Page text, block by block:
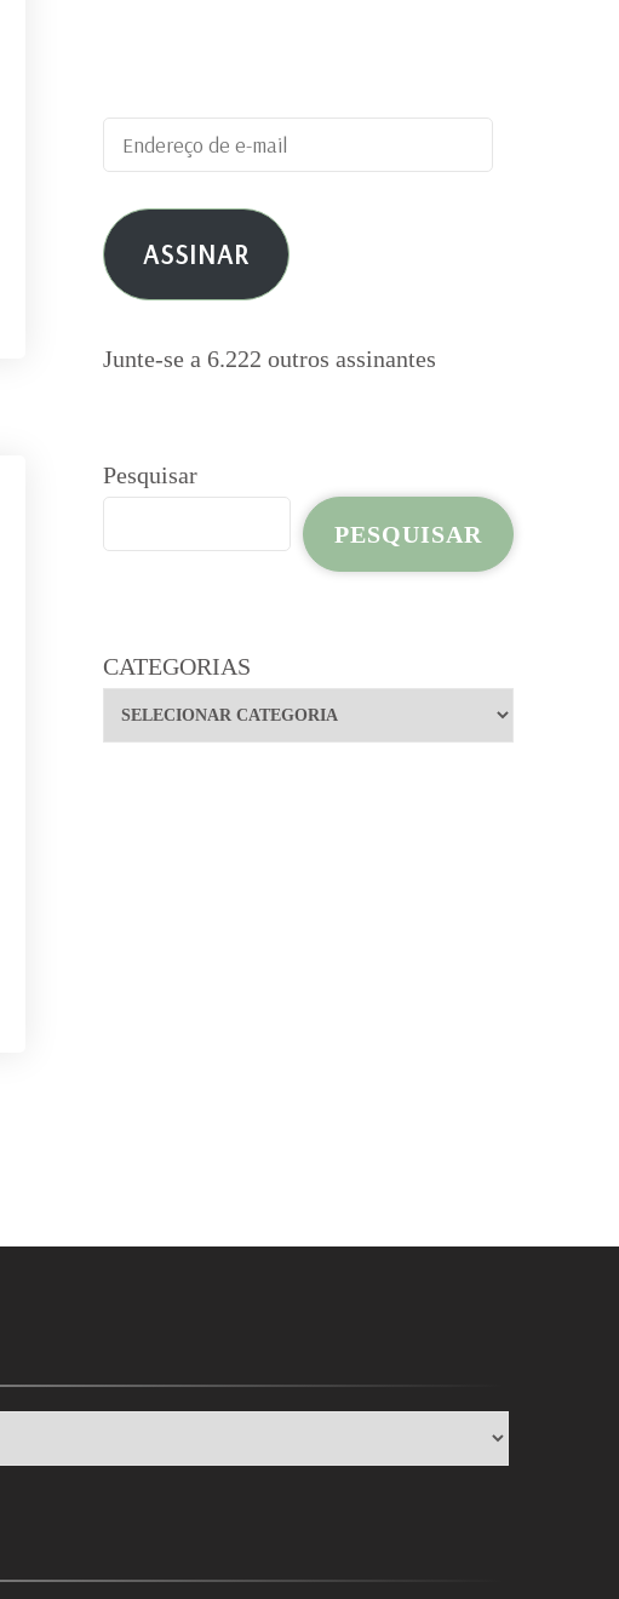
Endereço
de
e-
mail ASSINAR
Junte-se a 6.222 outros assinantes
Pesquisar
PESQUISAR
CATEGORIAS